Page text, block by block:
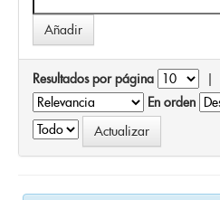
Resultados por página |
En orden